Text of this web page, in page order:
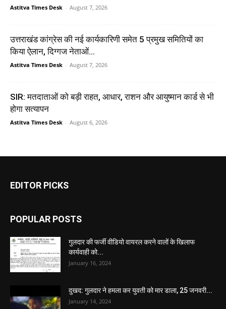
Astitva Times Desk - August 7, 2026
उत्तराखंड कांग्रेस की नई कार्यकारिणी समेत 5 प्रमुख समितियों का
किया ऐलान, दिग्गज नेताओं...
Astitva Times Desk - August 7, 2026
SIR: मतदाताओं को बड़ी राहत, आधार, राशन और आयुष्मान कार्ड से भी
होगा सत्यापन
Astitva Times Desk - August 6, 2026
EDITOR PICKS
POPULAR POSTS
गुलदार की फर्जी वीडियो वायरल करने वालों के खिलाफ
कार्यवाही को...
January 16, 2024
दुखद: गुलदार ने हमला कर युवती को मार डाला, 25 जनवरी...
January 14, 2024